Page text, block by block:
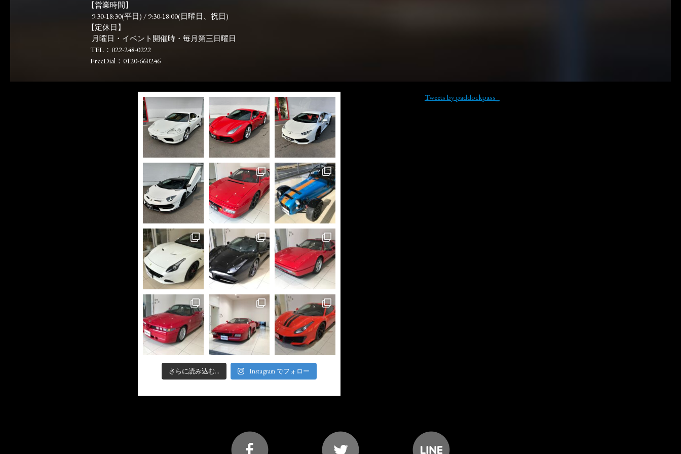
【営業時間】
9:30-18:30(平日) / 9:30-18:00(日曜日、祝日)
【定休日】
月曜日・イベント開催時・毎月第三日曜日
TEL：022-248-0222
FreeDial：0120-660246
さらに読み込む... Instagram でフォロー
Tweets by paddockpass_